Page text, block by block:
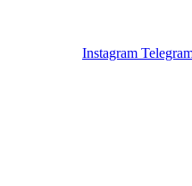
Instagram